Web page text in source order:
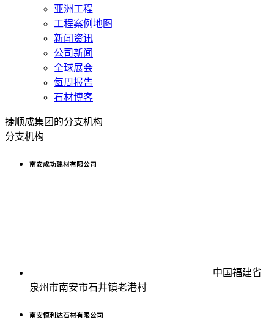
亚洲工程
工程案例地图
新闻资讯
公司新闻
全球展会
每周报告
石材博客
捷顺成集团的分支机构
分支机构
南安成功建材有限公司
中国福建省
泉州市南安市石井镇老港村
南安恒利达石材有限公司